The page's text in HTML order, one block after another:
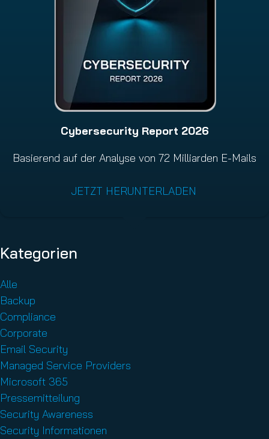
Cybersecurity Report 2026
Basierend auf der Analyse von 72 Milliarden E-Mails
JETZT HERUNTERLADEN
Kategorien
Alle
Backup
Compliance
Corporate
Email Security
Managed Service Providers
Microsoft 365
Pressemitteilung
Security Awareness
Security Informationen